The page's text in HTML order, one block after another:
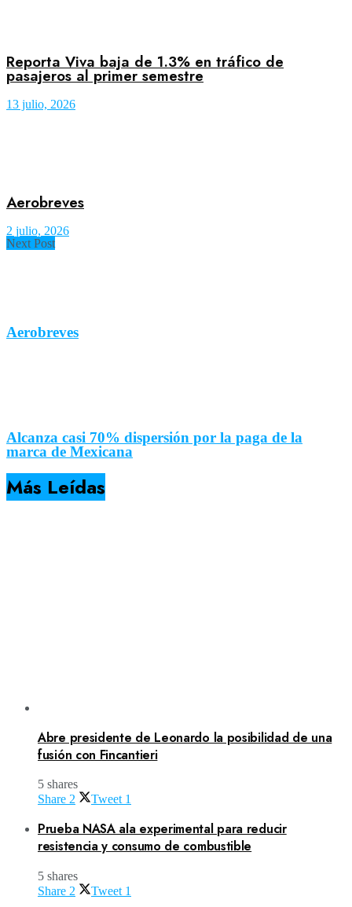
Reporta Viva baja de 1.3% en tráfico de
pasajeros al primer semestre
13 julio, 2026
Aerobreves
2 julio, 2026
Next Post
Aerobreves
Alcanza casi 70% dispersión por la paga de la
marca de Mexicana
Más Leídas
Abre presidente de Leonardo la posibilidad de una
fusión con Fincantieri
5 shares
Share 2 Tweet 1
Prueba NASA ala experimental para reducir
resistencia y consumo de combustible
5 shares
Share 2 Tweet 1